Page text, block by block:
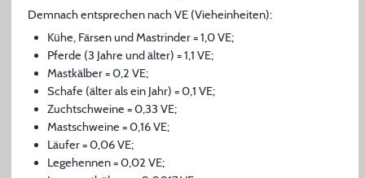
Demnach entsprechen nach VE (Vieheinheiten):
Kühe, Färsen und Mastrinder = 1,0 VE;
Pferde (3 Jahre und älter) = 1,1 VE;
Mastkälber = 0,2 VE;
Schafe (älter als ein Jahr) = 0,1 VE;
Zuchtschweine = 0,33 VE;
Mastschweine = 0,16 VE;
Läufer = 0,06 VE;
Legehennen = 0,02 VE;